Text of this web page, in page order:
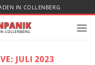
IN COLLENBERG
JULI 2023